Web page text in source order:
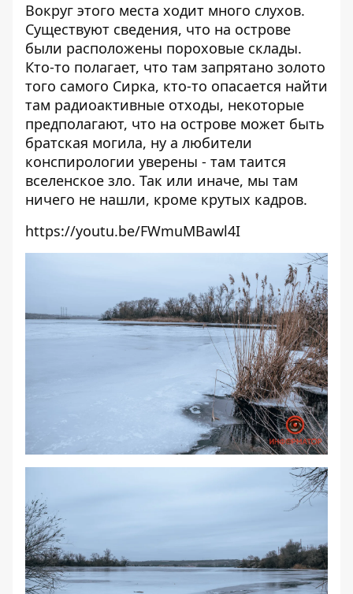
Вокруг этого места ходит много слухов.
Существуют сведения, что на острове
были расположены пороховые склады.
Кто-то полагает, что там запрятано золото
того самого Сирка, кто-то опасается найти
там радиоактивные отходы, некоторые
предполагают, что на острове может быть
братская могила, ну а любители
конспирологии уверены - там таится
вселенское зло. Так или иначе, мы там
ничего не нашли, кроме крутых кадров.
https://youtu.be/FWmuMBawl4I